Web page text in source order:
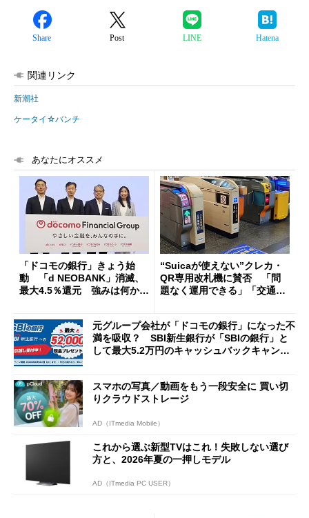
Share Post LINE Hatena
関連リンク
新潮社
ケータイ☆バンチ
あなたにオススメ
「ドコモの銀行」きょう始
動 「d NEOBANK」消滅、
最大4.5％還元 強みは何か解
“Suicaが使えない”クレカ・
QR専用改札機に賛否 「問
題なく運用できる」「交通系I
元グループ会社が「ドコモの銀行」になった不
満を吸収？ SBI新生銀行が「SBIの銀行」と
して最大5.2万円のキャッシュバックキャンペ
スマホの写真／動画をもう一段安全に 買い切
りクラウドストレージ
AD（ITmedia Mobile）
これから選ぶ新型TVはこれ！失敗しない選び
方と、2026年夏の一押しモデル
AD（ITmedia PC USER）